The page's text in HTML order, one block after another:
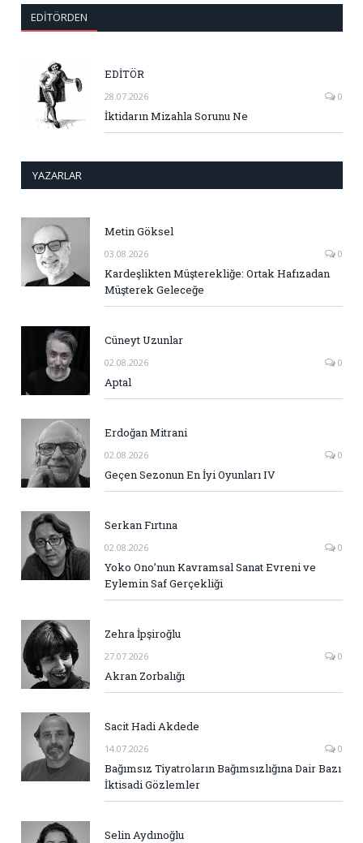
EDITÖRDEN
EDİTÖR
28.07.2026 0
İktidarın Mizahla Sorunu Ne
YAZARLAR
Metin Göksel
03.08.2026 0
Kardeşlikten Müşterekliğe: Ortak Hafızadan
Müşterek Geleceğe
Cüneyt Uzunlar
02.08.2026 0
Aptal
Erdoğan Mitrani
02.08.2026 0
Geçen Sezonun En İyi Oyunları IV
Serkan Fırtına
02.08.2026 0
Yoko Ono’nun Kavramsal Sanat Evreni ve
Eylemin Saf Gerçekliği
Zehra İpşiroğlu
27.07.2026 0
Akran Zorbalığı
Sacit Hadi Akdede
14.07.2026 0
Bağımsız Tiyatroların Bağımsızlığına Dair Bazı
İktisadi Gözlemler
Selin Aydınoğlu